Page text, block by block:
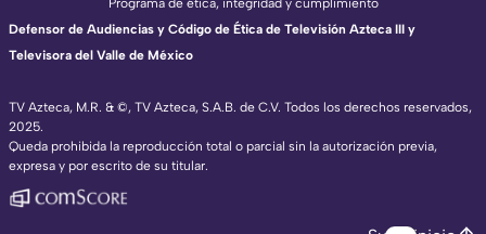
TV Azteca, M.R. & ©, TV Azteca, S.A.B. de C.V. Todos los derechos reservados,
2025.
Queda prohibida la reproducción total o parcial sin la autorización previa,
expresa y por escrito de su titular.
Programa de ética, integridad y cumplimiento
Defensor de Audiencias y Código de Ética de Televisión Azteca III y
Televisora del Valle de México